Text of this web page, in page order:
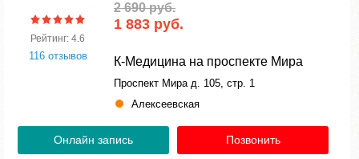
Рейтинг: 4.6
116 отзывов
2 690 руб.
1 883 руб.
К-Медицина на проспекте Мира
Проспект Мира д. 105, стр. 1
Алексеевская
Онлайн запись Позвонить